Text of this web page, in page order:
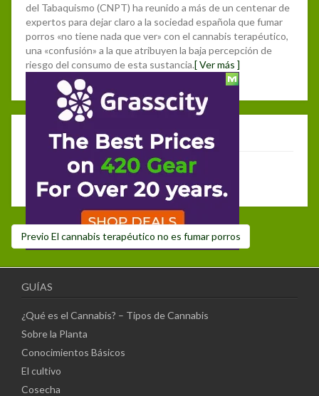
del Tabaquismo (CNPT) ha reunido a más de un centenar de
expertos para dejar claro a la sociedad española que fumar
porros «no tiene nada que ver» con el cannabis terapéutico,
una «confusión» a la que atribuyen la baja percepción de
riesgo del consumo de esta sustancia.[ Ver más ]
14 julio, 2017
Deja un comentario
Debes hacerlogin para publicar un comentario.
Navegación
de
Previo Post
anterior:
El cannabis terapéutico no es fumar porros
GUÍAS
¿Qué es el Cannabis? – Tipos de Cannabis
Sobre la Planta
Conocimientos Básicos
El cultivo
Cosecha